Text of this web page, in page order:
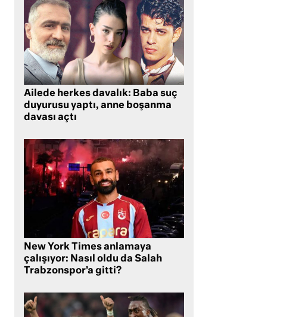
Ailede herkes davalık: Baba suç
duyurusu yaptı, anne boşanma
davası açtı
New York Times anlamaya
çalışıyor: Nasıl oldu da Salah
Trabzonspor’a gitti?